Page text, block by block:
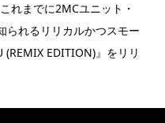
れまでに2MCユニット・
られるリリカルかつスモー
EDITION)』をリリ